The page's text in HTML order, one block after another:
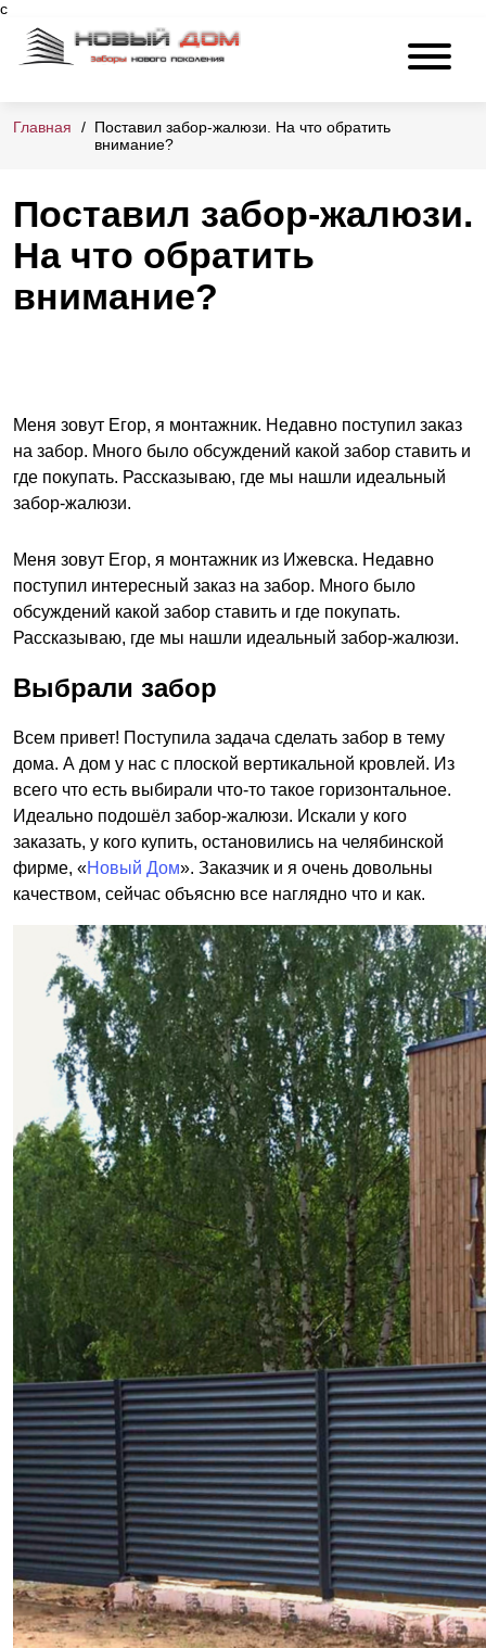
c
Главная
Поставил забор-жалюзи. На что обратить
внимание?
Поставил забор-жалюзи.
На что обратить
внимание?
Меня зовут Егор, я монтажник. Недавно поступил заказ
на забор. Много было обсуждений какой забор ставить и
где покупать. Рассказываю, где мы нашли идеальный
забор-жалюзи.
Меня зовут Егор, я монтажник из Ижевска. Недавно
поступил интересный заказ на забор. Много было
обсуждений какой забор ставить и где покупать.
Рассказываю, где мы нашли идеальный забор-жалюзи.
Выбрали забор
Всем привет! Поступила задача сделать забор в тему
дома. А дом у нас с плоской вертикальной кровлей. Из
всего что есть выбирали что-то такое горизонтальное.
Идеально подошёл забор-жалюзи. Искали у кого
заказать, у кого купить, остановились на челябинской
фирме, «Новый Дом». Заказчик и я очень довольны
качеством, сейчас объясню все наглядно что и как.